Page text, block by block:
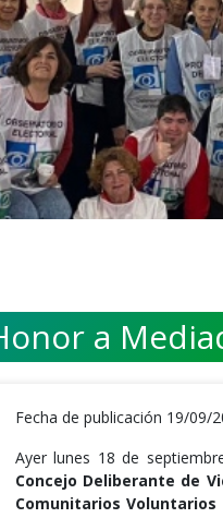
a
Fecha de publicación 19/09/
Ayer lunes 18 de
Concejo Deliberante de
Comunitarios Voluntarios